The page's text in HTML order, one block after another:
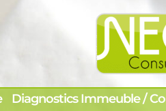
Diagnostics Immeuble /